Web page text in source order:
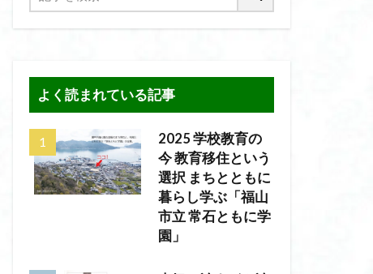
よく読まれている記事
2025 学校教育の
今 教育移住という
選択 まちとともに
暮らし学ぶ「福山
市立 常石ともに学
園」